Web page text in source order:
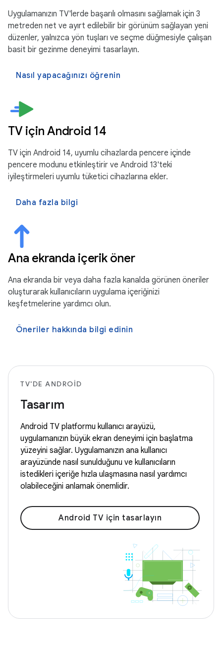
Uygulamanızın TV'lerde başarılı olmasını sağlamak için 3
metreden net ve ayırt edilebilir bir görünüm sağlayan yeni
düzenler, yalnızca yön tuşları ve seçme düğmesiyle çalışan
basit bir gezinme deneyimi tasarlayın.
Nasıl yapacağınızı öğrenin
TV için Android 14
TV için Android 14, uyumlu cihazlarda pencere içinde
pencere modunu etkinleştirir ve Android 13'teki
iyileştirmeleri uyumlu tüketici cihazlarına ekler.
Daha fazla bilgi
Ana ekranda içerik öner
Ana ekranda bir veya daha fazla kanalda görünen öneriler
oluşturarak kullanıcıların uygulama içeriğinizi
keşfetmelerine yardımcı olun.
Öneriler hakkında bilgi edinin
TV'DE ANDROID
Tasarım
Android TV platformu kullanıcı arayüzü,
uygulamanızın büyük ekran deneyimi için başlatma
yüzeyini sağlar. Uygulamanızın ana kullanıcı
arayüzünde nasıl sunulduğunu ve kullanıcıların
istedikleri içeriğe hızla ulaşmasına nasıl yardımcı
olabileceğini anlamak önemlidir.
Android TV için tasarlayın